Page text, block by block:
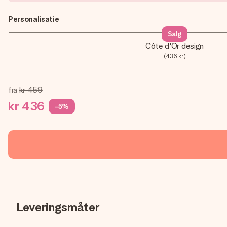
Personalisatie
Côte d'Or design
(436 kr)
Salg
fra kr 459
kr 436 -5%
Leveringsmåter